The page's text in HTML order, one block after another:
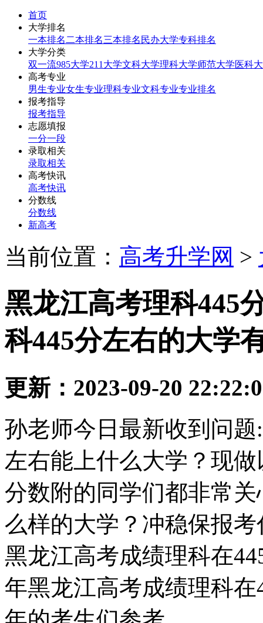
首页
大学排名
一本排名 二本排名三本排名 民办大学专科排名
大学分类
双一流985大学211大学文科大学理科大学师范大学医科
高考专业
男生专业女生专业理科专业文科专业专业排名
报考指导
报考指导
志愿填报
一分一段
录取相关
录取相关
高考快讯
高考快讯
分数线
分数线
新高考
当前位置： 高考升学网 >
黑龙江高考理科445
科445分左右的大学
更新：2023-09-20
孙老师今日最新收到问
左右能上什么大学？现
分数附的同学们都非常
么样的大学？冲稳保报
黑龙江高考成绩理科在
年黑龙江高考成绩理科